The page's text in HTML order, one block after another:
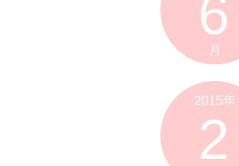
6
月
2015年
2